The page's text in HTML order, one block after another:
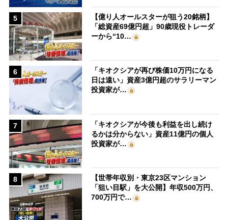
5
【億り人オールスターが狙う20銘柄】
「総資産69億円超」90歳現役トレーダ
ーから“10…
6
「キオクシアが再び株価10万円になる
日は遠い」資産3億円超のサラリーマン
投資家が…
7
「キオクシアが今後も利益を出し続け
るかは分からない」資産11億円の個人
投資家が…
8
【世帯年収別・東京23区マンション
「狙い目駅」を大公開】年収500万円、
700万円で…